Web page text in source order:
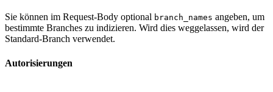
Sie können im Request-Body optional branch_names angeben, um
bestimmte Branches zu indizieren. Wird dies weggelassen, wird der
Standard-Branch verwendet.
Autorisierungen